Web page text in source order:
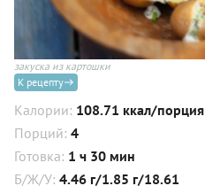
закуска из картошки
К рецепту
Калории: 108.71 ккал/порция
Порций: 4
Готовка: 1 ч 30 мин
Б/Ж/У: 4.46 г/1.85 г/18.61